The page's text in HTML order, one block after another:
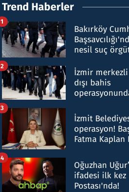
Trend Haberler
Bakırköy
nesil suç
hakkında
1
İzmir merkezli
dışı bahis
Milyar liralık
trafiği tespit
2
İzmit
operasyon!
Fatma Kaplan
3
Oğuzhan
ifadesi ilk
Postası'nda!
4